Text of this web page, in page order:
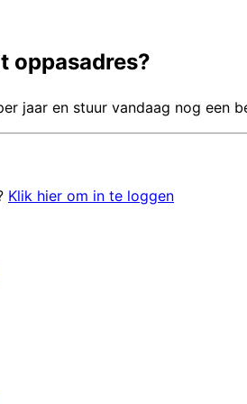
oppasadres?
jaar en stuur vandaag nog een
Klik hier om in te loggen